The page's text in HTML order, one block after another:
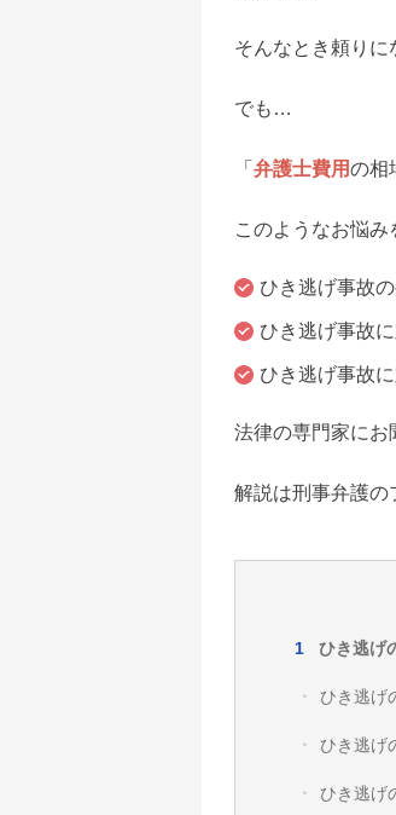
そんなとき頼りに
でも…
「弁護士費用の相
このようなお悩み
ひき逃げ事故
ひき逃げ事故
ひき逃げ事故
法律の専門家にお
解説は刑事弁護の
ひき逃げ
ひき逃げ
ひき逃げ
ひき逃げ